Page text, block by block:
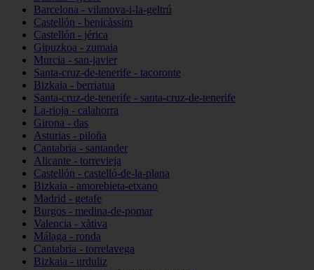
Barcelona - vilanova-i-la-geltrú
Castellón - benicàssim
Castellón - jérica
Gipuzkoa - zumaia
Murcia - san-javier
Santa-cruz-de-tenerife - tacoronte
Bizkaia - berriatua
Santa-cruz-de-tenerife - santa-cruz-de-tenerife
La-rioja - calahorra
Girona - das
Asturias - piloña
Cantabria - santander
Alicante - torrevieja
Castellón - castelló-de-la-plana
Bizkaia - amorebieta-etxano
Madrid - getafe
Burgos - medina-de-pomar
Valencia - xàtiva
Málaga - ronda
Cantabria - torrelavega
Bizkaia - urduliz